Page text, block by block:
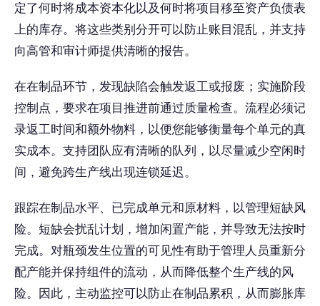
定了何时将成本资本化以及何时将项目移至资产负债表
上的库存。将这些类别分开可以防止账目混乱，并支持
向高管和审计师提供清晰的报告。
在在制品环节，发现缺陷会触发返工或报废；实施阶段
控制点，要求在项目推进前通过质量检查。流程必须记
录返工时间和额外物料，以便您能够衡量每个单元的真
实成本。支持团队应有清晰的队列，以尽量减少空闲时
间，避免跨生产线出现连锁延迟。
跟踪在制品水平、已完成单元和原材料，以管理短缺风
险。短缺会扰乱计划，增加闲置产能，并导致无法按时
完成。对瓶颈发生位置的可见性有助于管理人员重新分
配产能并保持组件的流动，从而降低整个生产线的风
险。因此，主动监控可以防止在制品累积，从而膨胀库